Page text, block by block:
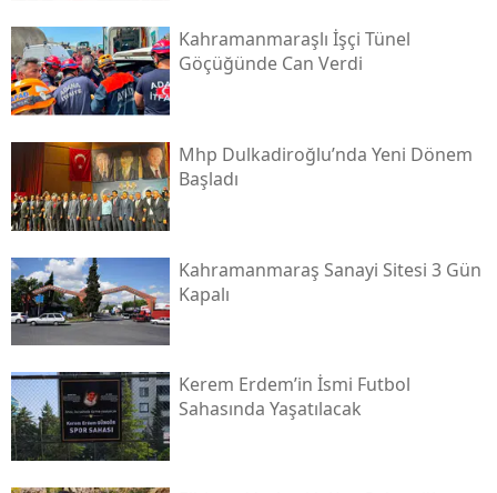
Kahramanmaraşlı İşçi Tünel
Göçüğünde Can Verdi
Mhp Dulkadiroğlu’nda Yeni Dönem
Başladı
Kahramanmaraş Sanayi Sitesi 3 Gün
Kapalı
Kerem Erdem’in İsmi Futbol
Sahasında Yaşatılacak